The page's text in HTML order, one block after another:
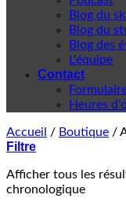
Blog du
Blog du
Blog des
L'équipe
Contact
Heures
Accueil / Boutique /
Filtre
Afficher tous les
chronologique